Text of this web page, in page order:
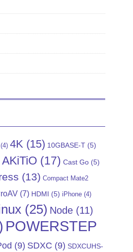
(4) 4K (15) 10GBASE-T (5)
AKiTiO (17) Cast Go (5)
(13) Compact Mate2
(7) HDMI (5) iPhone (4)
(25) Node (11)
POWERSTEP
(9) SDXC (9) SDXCUHS-